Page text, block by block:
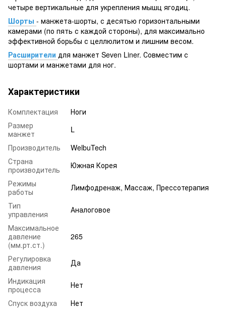
четыре вертикальные для укрепления мышц ягодиц.
Шорты - манжета-шорты, с десятью горизонтальными
камерами (по пять с каждой стороны), для максимально
эффективной борьбы с целлюлитом и лишним весом.
Расширители для манжет Seven Liner. Совместим с
шортами и манжетами для ног.
Характеристики
Комплектация
Ноги
Размер
манжет
L
Производитель
WelbuTech
Страна
производитель
Южная Корея
Режимы
работы
Лимфодренаж, Массаж, Прессотерапия
Тип
управления
Аналоговое
Максимальное
давление
(мм.рт.ст.)
265
Регулировка
давления
Да
Индикация
процесса
Нет
Спуск воздуха
Нет